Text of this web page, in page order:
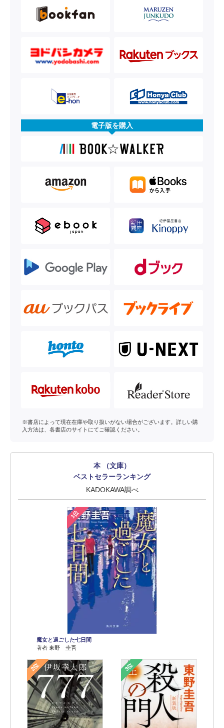
電子版を購入
※書店によって現在在庫や取り扱いがない場合がございます。詳しい購
入方法は、各書店のサイトにてご確認ください。
本 （文庫）
ベストセラーランキング
KADOKAWA調べ
1位
魔女と過ごした七日間
著者 東野 圭吾
2位 3位